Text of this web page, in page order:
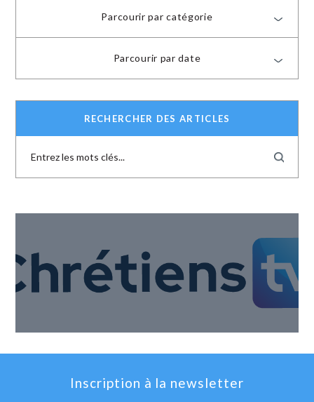
Parcourir par catégorie
Parcourir par date
RECHERCHER DES ARTICLES
Inscription à la newsletter